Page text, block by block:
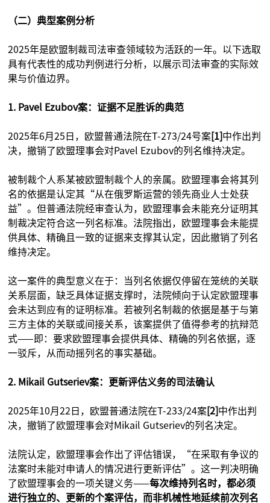
（二）典型案例分析
2025年是欧盟制裁司法审查领域较为活跃的一年。以下选取
具有代表性的成功判例进行分析，以展示司法审查的实际效
果与价值边界。
1. Pavel Ezubov案：证据不足胜诉的典范
2025年6月25日，欧盟普通法院在T-273/24号案 [1] 中作出判
决，撤销了欧盟理事会对Pavel Ezubov的列名维持决定。
被制裁个人系某被欧盟制裁个人的亲属。欧盟理事会将其列
名的依据是认定其“从在俄罗斯运营的领先商业人士处获
益”。但普通法院经审查认为，欧盟理事会未能充分证明其
制裁决定符合这一列名标准。法院指出，欧盟理事会未能提
供具体、精确且一致的证据来支撑其认定，因此撤销了列名
维持决定。
这一案件的典型意义在于：当列名依据仅停留在笼统的关联
关系层面，缺乏具体证据支撑时，法院倾向于认定欧盟理事
会未达到应有的证明标准。若被列名制裁的依据是基于与第
三方主体的关联或间接关系，该案提供了值得参考的抗辩范
式——即：要求欧盟理事会提供具体、精确的列名依据，逐
一驳斥，从而动摇列名的事实基础。
2. Mikail Gutseriev案：更新评估义务的司法确认
2025年10月22日，欧盟普通法院在T-233/24案 [2] 中作出判
决，撤销了欧盟理事会对Mikail Gutseriev的列名决定。
法院认定，欧盟理事会作出了评估错误，“在采取有争议的
法案时未能对申请人的情况进行更新评估”。这一判决明确
了欧盟理事会的一项关键义务——每次维持列名时，都必须
进行独立的、更新的个案评估，而非机械性地延续前次列名